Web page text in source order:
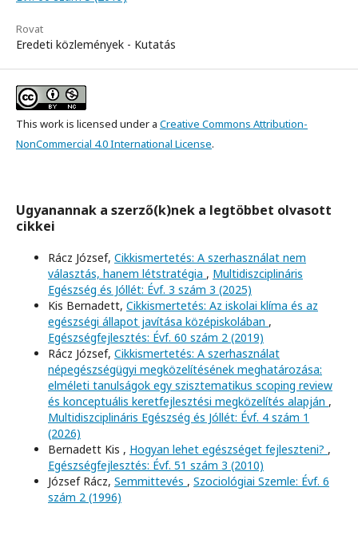
Rovat
Eredeti közlemények - Kutatás
This work is licensed under a Creative Commons Attribution-
NonCommercial 4.0 International License.
Ugyanannak a szerző(k)nek a legtöbbet olvasott
cikkei
Rácz József, Cikkismertetés: A szerhasználat nem
választás, hanem létstratégia , Multidiszciplináris
Egészség és Jóllét: Évf. 3 szám 3 (2025)
Kis Bernadett, Cikkismertetés: Az iskolai klíma és az
egészségi állapot javítása középiskolában ,
Egészségfejlesztés: Évf. 60 szám 2 (2019)
Rácz József, Cikkismertetés: A szerhasználat
népegészségügyi megközelítésének meghatározása:
elméleti tanulságok egy szisztematikus scoping review
és konceptuális keretfejlesztési megközelítés alapján ,
Multidiszciplináris Egészség és Jóllét: Évf. 4 szám 1
(2026)
Bernadett Kis , Hogyan lehet egészséget fejleszteni? ,
Egészségfejlesztés: Évf. 51 szám 3 (2010)
József Rácz, Semmittevés , Szociológiai Szemle: Évf. 6
szám 2 (1996)